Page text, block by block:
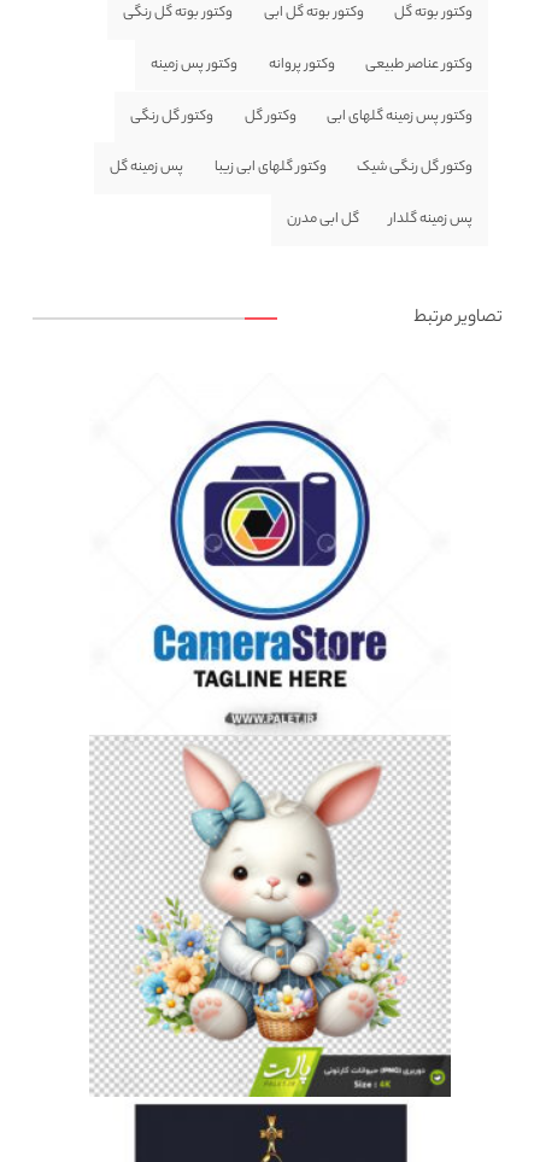
وکتور بوته گل وکتور بوته گل ابی وکتور بوته گل رنگی
وکتور عناصر طبیعی وکتور پروانه وکتور پس زمینه
وکتور پس زمینه گلهای ابی وکتور گل وکتور گل رنگی
وکتور گل رنگی شیک وکتور گلهای ابی زیبا پس زمینه گل
پس زمینه گلدار گل ابی مدرن
تصاویر مرتبط